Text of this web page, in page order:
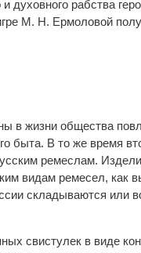
рабства
М. Н. Ермоловой
в жизни общества
быта. В то же время
ремеслам.
видам ремесел, как
складываются или
свистулек в виде